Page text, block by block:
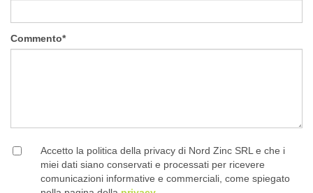
Commento*
Accetto la politica della privacy di Nord Zinc SRL e che i
miei dati siano conservati e processati per ricevere
comunicazioni informative e commerciali, come spiegato